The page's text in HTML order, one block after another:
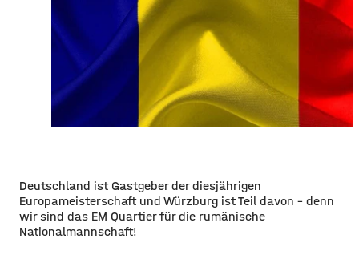
Deutschland ist Gastgeber der diesjährigen
Europameisterschaft und Würzburg ist Teil davon - denn
wir sind das EM Quartier für die rumänische
Nationalmannschaft!